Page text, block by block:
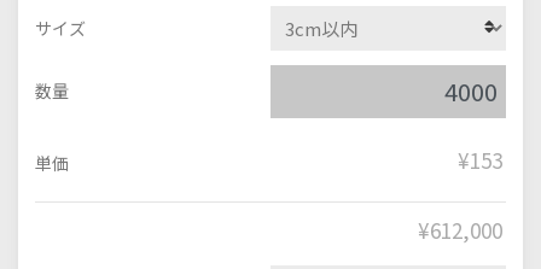
サイズ
数量
単価 ¥153
¥612,000